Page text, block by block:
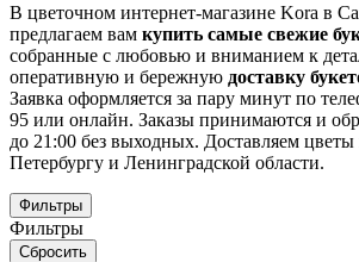
В цветочном интернет-магазине Kora в
предлагаем вам купить самые свежие
собранные с любовью и вниманием к
оперативную и бережную доставку
Заявка оформляется за пару минут по
95 или онлайн. Заказы принимаются и
до 21:00 без выходных. Доставляем
Петербургу и Ленинградской области.
Фильтры
Фильтры
Сбросить